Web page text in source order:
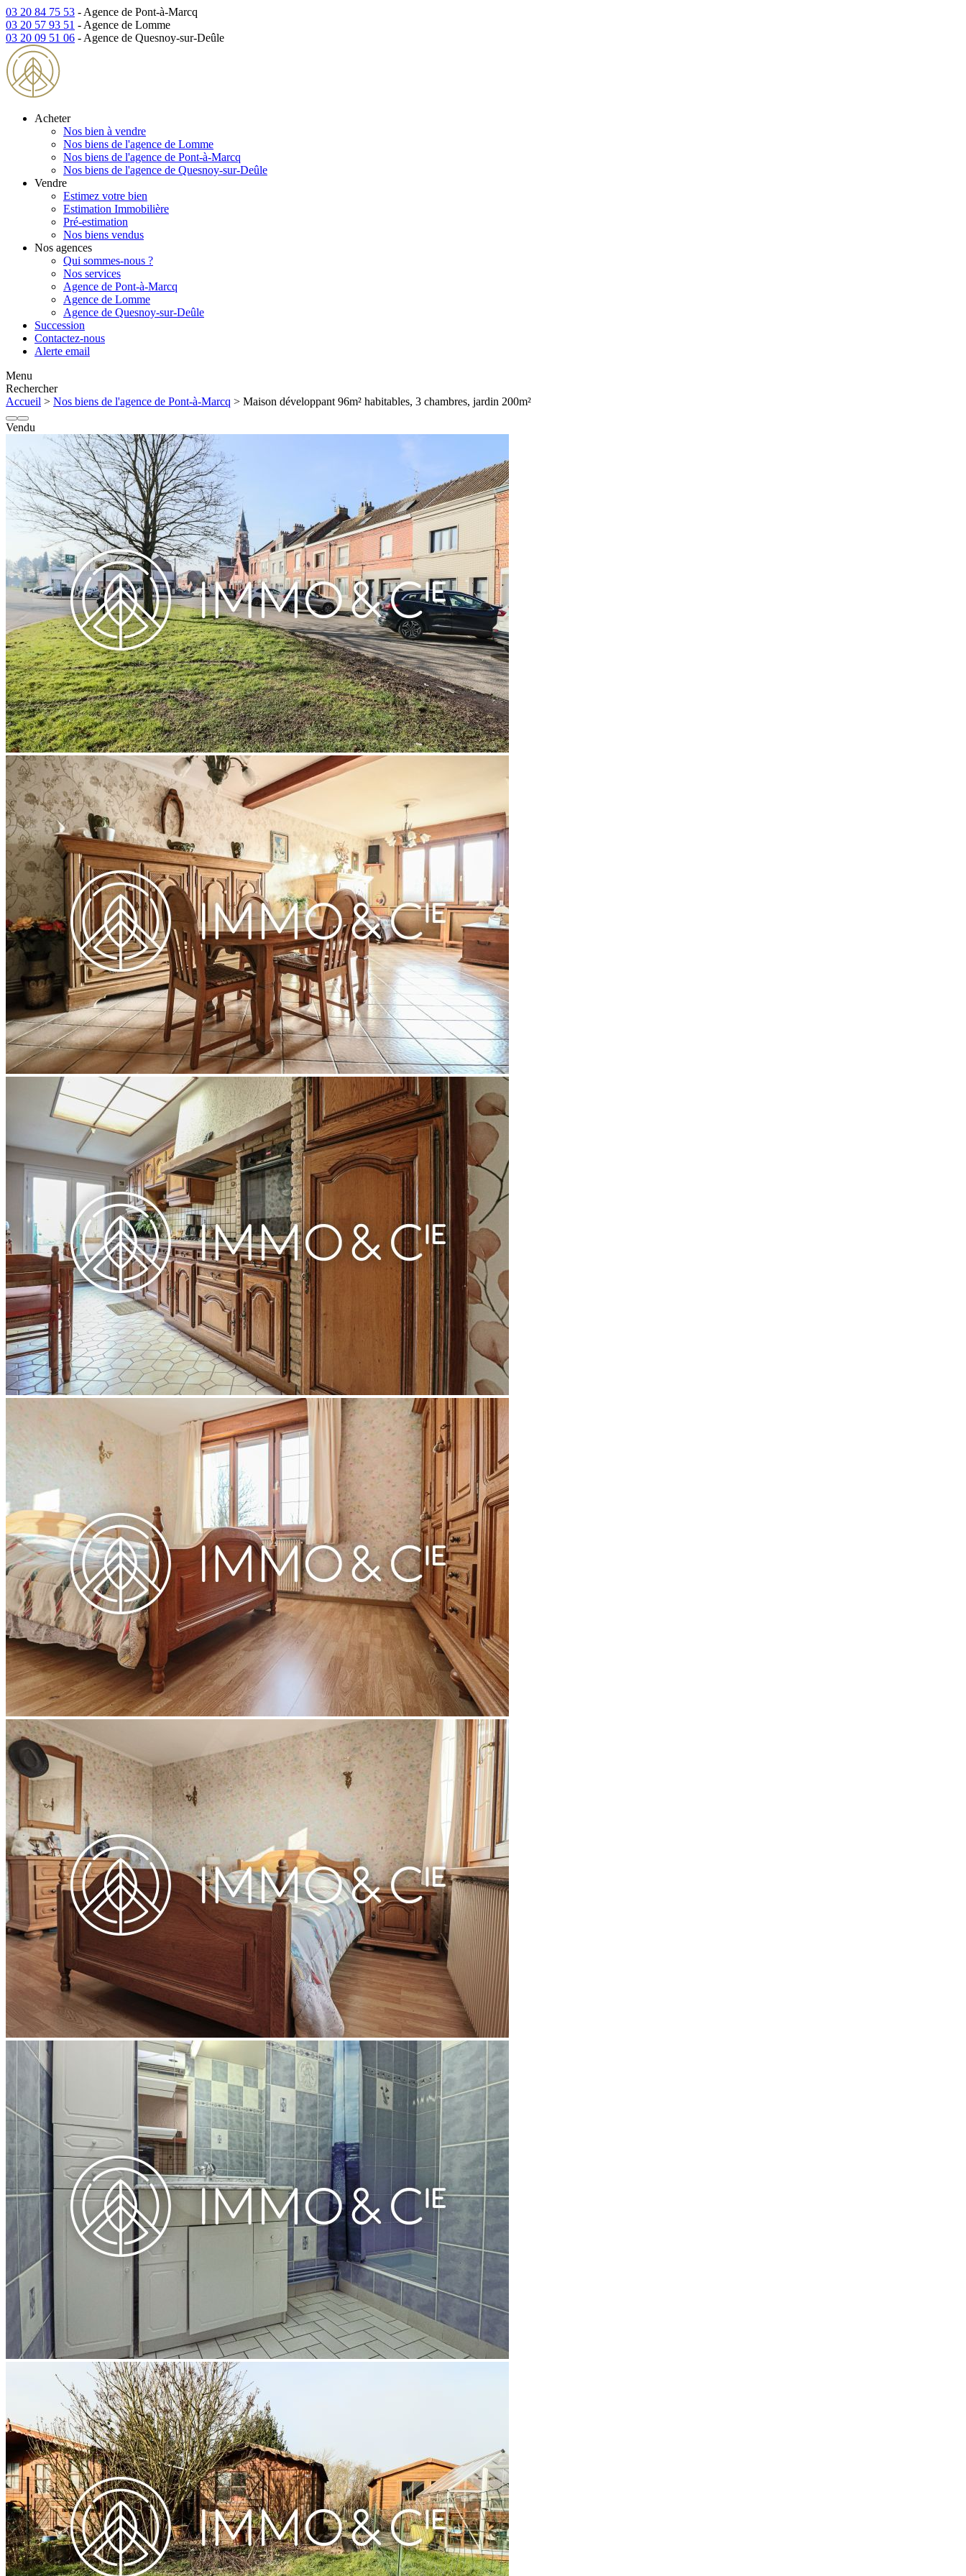
03 20 84 75 53 - Agence de Pont-à-Marcq
03 20 57 93 51 - Agence de Lomme
03 20 09 51 06 - Agence de Quesnoy-sur-Deûle
Acheter
Nos bien à vendre
Nos biens de l'agence de Lomme
Nos biens de l'agence de Pont-à-Marcq
Nos biens de l'agence de Quesnoy-sur-Deûle
Vendre
Estimez votre bien
Estimation Immobilière
Pré-estimation
Nos biens vendus
Nos agences
Qui sommes-nous ?
Nos services
Agence de Pont-à-Marcq
Agence de Lomme
Agence de Quesnoy-sur-Deûle
Succession
Contactez-nous
Alerte email
Menu
Rechercher
Accueil > Nos biens de l'agence de Pont-à-Marcq > Maison développant 96m² habitables, 3 chambres, jardin 200m²
Vendu